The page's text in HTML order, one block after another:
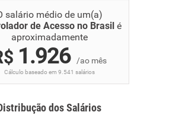
salário médio de um(a)
de Acesso no Brasil é
aproximadamente
1.926 /ao mês
Cálculo baseado em 9.541 salários
dos Salários